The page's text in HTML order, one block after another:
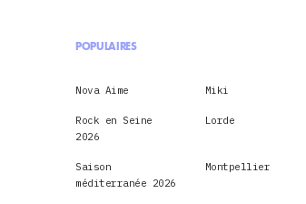
POPULAIRES
Nova Aime Miki
Rock en Seine
2026
Lorde
Saison
méditerranée 2026
Montpellier